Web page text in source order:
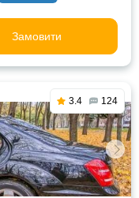
Замовити
3.4 124